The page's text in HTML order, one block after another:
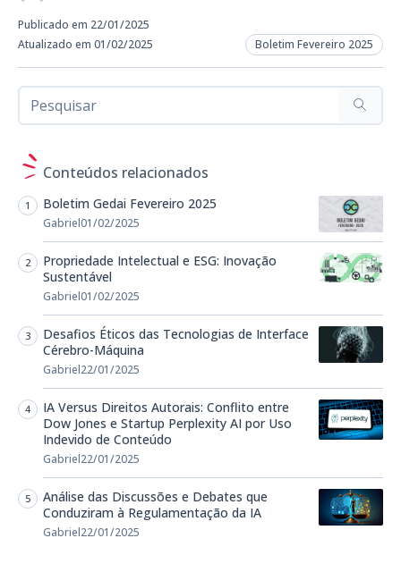
Publicado em 22/01/2025
Atualizado em 01/02/2025
Boletim Fevereiro 2025
Conteúdos relacionados
Boletim Gedai Fevereiro 2025
Gabriel01/02/2025
Propriedade Intelectual e ESG: Inovação
Sustentável
Gabriel01/02/2025
Desafios Éticos das Tecnologias de Interface
Cérebro-Máquina
Gabriel22/01/2025
IA Versus Direitos Autorais: Conflito entre
Dow Jones e Startup Perplexity AI por Uso
Indevido de Conteúdo
Gabriel22/01/2025
Análise das Discussões e Debates que
Conduziram à Regulamentação da IA
Gabriel22/01/2025